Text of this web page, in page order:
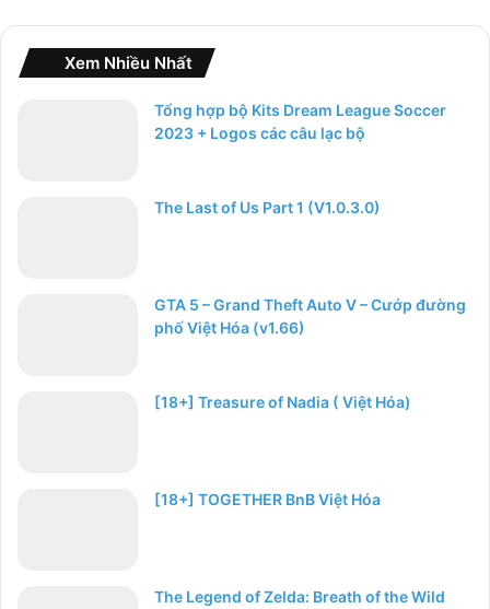
Xem Nhiều Nhất
Tổng hợp bộ Kits Dream League Soccer
2023 + Logos các câu lạc bộ
The Last of Us Part 1 (V1.0.3.0)
GTA 5 – Grand Theft Auto V – Cướp đường
phố Việt Hóa (v1.66)
[18+] Treasure of Nadia ( Việt Hóa)
[18+] TOGETHER BnB Việt Hóa
The Legend of Zelda: Breath of the Wild